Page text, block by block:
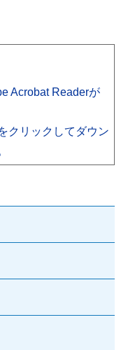
Acrobat Readerが
クリックしてダウン